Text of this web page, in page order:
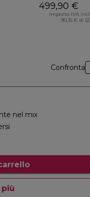
499,90 €
Importo IVA
90,15 € di
Confronta
nel mix